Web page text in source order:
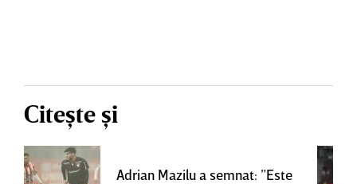
Citește și
Adrian Mazilu a semnat: ”Este